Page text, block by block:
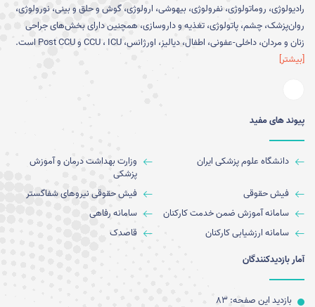
رادیولوژی، روماتولوژی، نفرولوژی، بیهوشی، ارولوژی، گوش و حلق و بینی، نورولوژی،
روان‌پزشک، چشم، پاتولوژی، تغذیه و داروسازی، همچنین دارای بخش‌های جراحی
زنان و مردان، داخلی-عفونی، اطفال، دیالیز، اورژانس، CCU ، ICU و Post CCU است.
[بیشتر]
پیوند های مفید
دانشگاه علوم پزشکی ایران
وزارت بهداشت درمان و آموزش
پزشکی
فیش حقوقی
فیش حقوقی نیروهای شفاگستر
سامانه آموزش ضمن خدمت کارکنان
سامانه رفاهی
سامانه ارزشیابی کارکنان
قاصدک
آمار بازدیدکنندگان
بازدید این صفحه: 83